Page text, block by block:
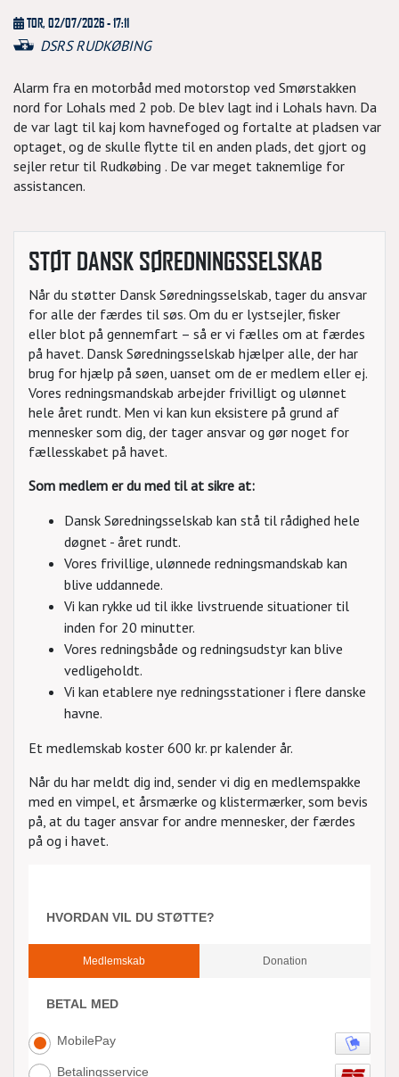
TOR, 02/07/2026 - 17:11
DSRS RUDKØBING
Alarm fra en motorbåd med motorstop ved Smørstakken
nord for Lohals med 2 pob. De blev lagt ind i Lohals havn. Da
de var lagt til kaj kom havnefoged og fortalte at pladsen var
optaget, og de skulle flytte til en anden plads, det gjort og
sejler retur til Rudkøbing . De var meget taknemlige for
assistancen.
STØT DANSK SØREDNINGSSELSKAB
Når du støtter Dansk Søredningsselskab, tager du ansvar
for alle der færdes til søs. Om du er lystsejler, fisker
eller blot på gennemfart – så er vi fælles om at færdes
på havet. Dansk Søredningsselskab hjælper alle, der har
brug for hjælp på søen, uanset om de er medlem eller ej.
Vores redningsmandskab arbejder frivilligt og ulønnet
hele året rundt. Men vi kan kun eksistere på grund af
mennesker som dig, der tager ansvar og gør noget for
fællesskabet på havet.
Som medlem er du med til at sikre at:
Dansk Søredningsselskab kan stå til rådighed hele
døgnet - året rundt.
Vores frivillige, ulønnede redningsmandskab kan
blive uddannede.
Vi kan rykke ud til ikke livstruende situationer til
inden for 20 minutter.
Vores redningsbåde og redningsudstyr kan blive
vedligeholdt.
Vi kan etablere nye redningsstationer i flere danske
havne.
Et medlemskab koster 600 kr. pr kalender år.
Når du har meldt dig ind, sender vi dig en medlemspakke
med en vimpel, et årsmærke og klistermærker, som bevis
på, at du tager ansvar for andre mennesker, der færdes
på og i havet.